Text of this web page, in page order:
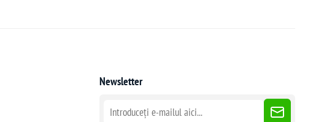
Newsletter